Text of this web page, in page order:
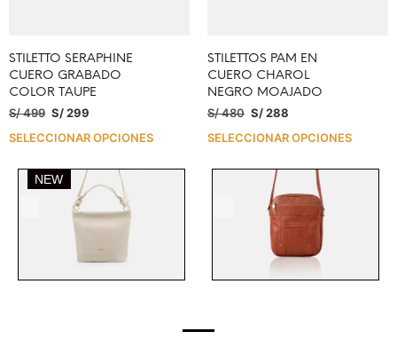
STILETTO SERAPHINE
CUERO GRABADO
COLOR TAUPE
S/499 S/299
SELECCIONAR OPCIONES
STILETTOS PAM EN
CUERO CHAROL
NEGRO MOAJADO
S/480 S/288
SELECCIONAR OPCIONES
NEW